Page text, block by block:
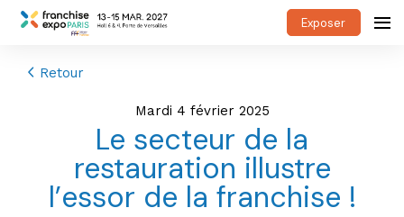
Exposer
Retour
mardi 4 février 2025
Le secteur de la
restauration illustre
l’essor de la franchise !